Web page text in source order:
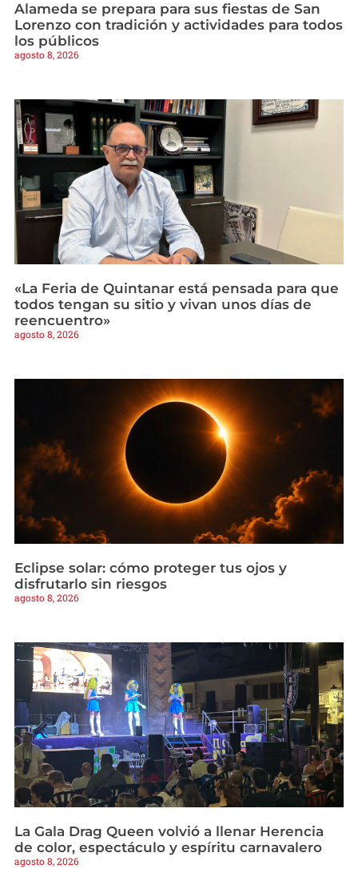
Alameda se prepara para sus fiestas de San
Lorenzo con tradición y actividades para todos
los públicos
agosto 8, 2026
«La Feria de Quintanar está pensada para que
todos tengan su sitio y vivan unos días de
reencuentro»
agosto 8, 2026
Eclipse solar: cómo proteger tus ojos y
disfrutarlo sin riesgos
agosto 8, 2026
La Gala Drag Queen volvió a llenar Herencia
de color, espectáculo y espíritu carnavalero
agosto 8, 2026